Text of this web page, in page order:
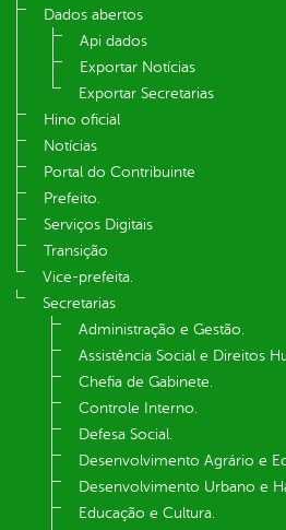
Dados abertos
Api dados
Exportar Notícias
Exportar Secretarias
Hino oficial
Notícias
Portal do Contribuinte
Prefeito.
Serviços Digitais
Transição
Vice-prefeita.
Secretarias
Administração e Gestão.
Assistência Social e Direitos
Chefia de Gabinete.
Controle Interno.
Defesa Social.
Desenvolvimento Agrário e
Desenvolvimento Urbano e
Educação e Cultura.